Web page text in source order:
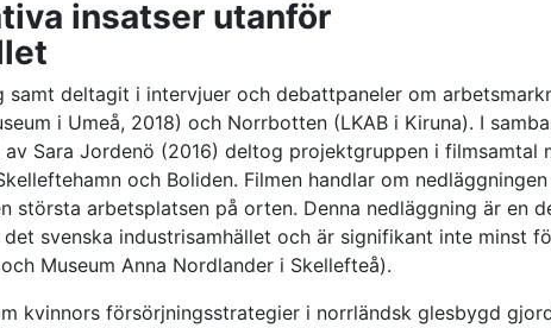
insatser utanför
deltagit i intervjuer och debattpaneler om
i Umeå, 2018) och Norrbotten (LKAB i Kiruna). I
Sara Jordenö (2016) deltog projektgruppen i filmsamtal
och Boliden. Filmen handlar om
största arbetsplatsen på orten. Denna nedläggning är en
svenska industrisamhället och är signifikant inte minst
Museum Anna Nordlander i Skellefteå).
kvinnors försörjningsstrategier i norrländsk glesbygd